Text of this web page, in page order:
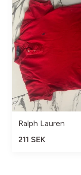
Ralph Lauren
211 SEK